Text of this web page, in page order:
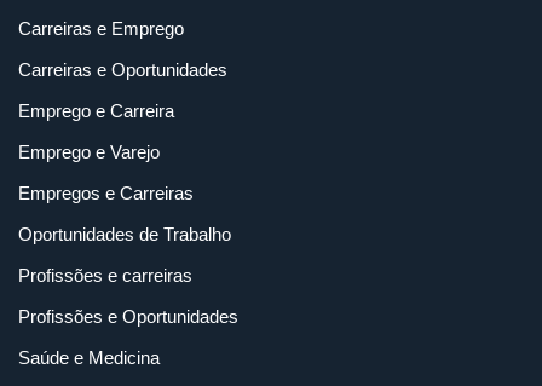
Carreiras e Emprego
Carreiras e Oportunidades
Emprego e Carreira
Emprego e Varejo
Empregos e Carreiras
Oportunidades de Trabalho
Profissões e carreiras
Profissões e Oportunidades
Saúde e Medicina